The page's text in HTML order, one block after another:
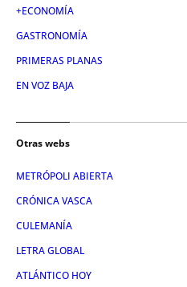
+ECONOMÍA
GASTRONOMÍA
PRIMERAS PLANAS
EN VOZ BAJA
Otras webs
METRÓPOLI ABIERTA
CRÓNICA VASCA
CULEMANÍA
LETRA GLOBAL
ATLÁNTICO HOY